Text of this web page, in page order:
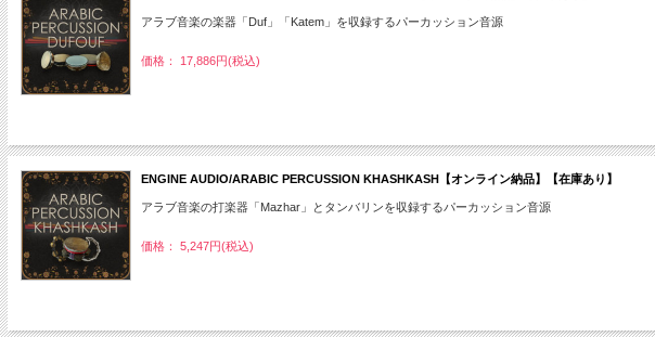
アラブ音楽の楽器「Duf」「Katem」を収録するパーカッション音源
価格： 17,886円(税込)
ENGINE AUDIO/ARABIC PERCUSSION KHASHKASH【オンライン納品】【在庫あり】
アラブ音楽の打楽器「Mazhar」とタンバリンを収録するパーカッション音源
価格： 5,247円(税込)